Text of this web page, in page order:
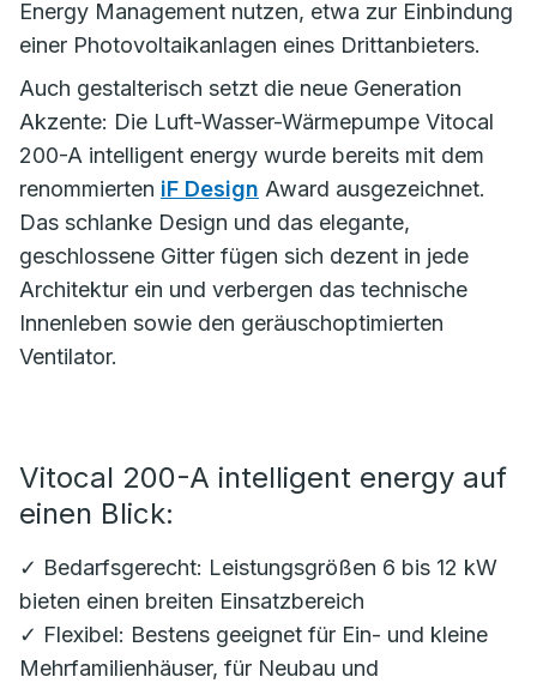
Energy Management nutzen, etwa zur Einbindung
einer Photovoltaikanlagen eines Drittanbieters.
Auch gestalterisch setzt die neue Generation
Akzente: Die Luft-Wasser-Wärmepumpe Vitocal
200-A intelligent energy wurde bereits mit dem
renommierten iF Design Award ausgezeichnet.
Das schlanke Design und das elegante,
geschlossene Gitter fügen sich dezent in jede
Architektur ein und verbergen das technische
Innenleben sowie den geräuschoptimierten
Ventilator.
Vitocal 200-A intelligent energy auf
einen Blick:
✓ Bedarfsgerecht: Leistungsgrößen 6 bis 12 kW
bieten einen breiten Einsatzbereich
✓ Flexibel: Bestens geeignet für Ein- und kleine
Mehrfamilienhäuser, für Neubau und